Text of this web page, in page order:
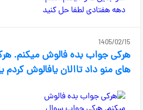
1405/02/15
هرکی جواب بده فالوش میکنم.
های منو داد تاالان یافالوش کردم